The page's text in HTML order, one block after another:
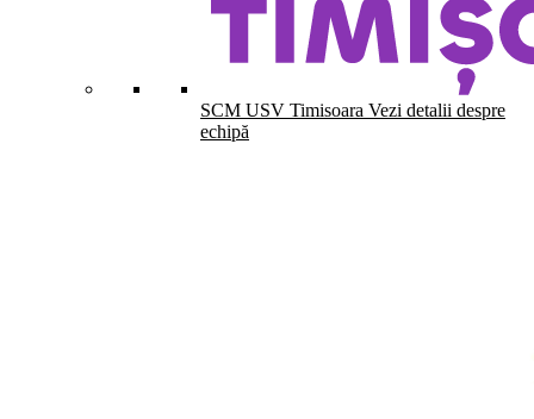
SCM USV Timisoara Vezi detalii despre
echipă